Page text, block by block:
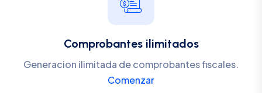
Comprobantes ilimitados
Generacion ilimitada de comprobantes fiscales.
Comenzar